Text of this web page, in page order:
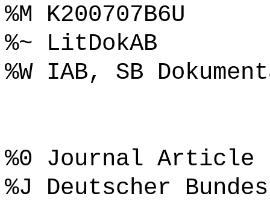
%M K200707B6U
%~ LitDokAB
%W IAB, SB
%0 Journal Article
%J Deutscher